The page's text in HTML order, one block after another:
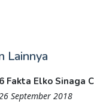
Lainnya
6 Fakta Elko Sinaga
September 2018